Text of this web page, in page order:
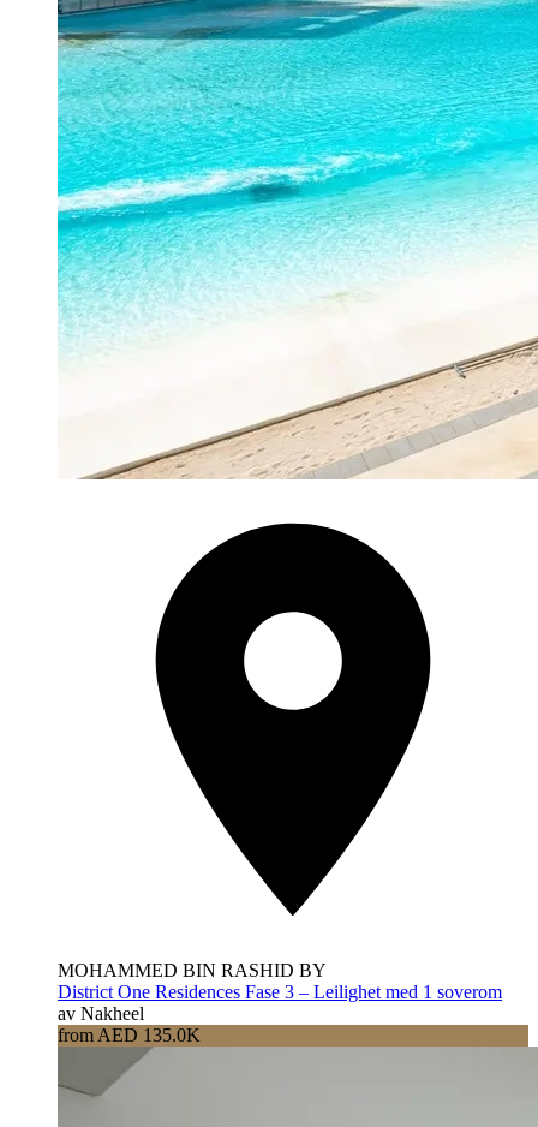
MOHAMMED BIN RASHID BY
District One Residences Fase 3 – Leilighet med 1 soverom
av Nakheel
from AED 135.0K